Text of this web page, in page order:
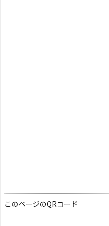
このページのQRコード